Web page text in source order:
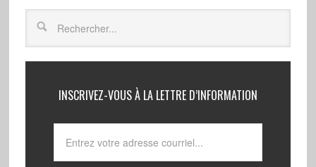
INSCRIVEZ-VOUS À LA LETTRE D’INFORMATION